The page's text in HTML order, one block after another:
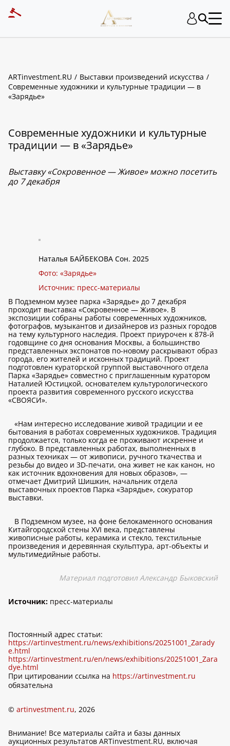
ARTinvestment.RU
Выставки произведений искусства
Современные художники и культурные традиции — в
«Зарядье»
Современные художники и культурные
традиции — в «Зарядье»
Выставку «Сокровенное — Живое» можно посетить
до 7 декабря
Наталья БАЙБЕКОВА Сон. 2025
Фото: «Зарядье»
Источник: пресс-материалы
В Подземном музее парка «Зарядье» до 7 декабря
проходит выставка «Сокровенное — Живое». В
экспозиции собраны работы современных художников,
фотографов, музыкантов и дизайнеров из разных городов
на тему культурного наследия. Проект приурочен к 878-й
годовщине со дня основания Москвы, а большинство
представленных экспонатов по-новому раскрывают образ
города, его жителей и исконных традиций. Проект
подготовлен кураторской группой выставочного отдела
Парка «Зарядье» совместно с приглашенным куратором
Наталией Юстицкой, основателем культурологического
проекта развития современного русского искусства
«СВОЯСИ».
«Нам интересно исследование живой традиции и ее
бытования в работах современных художников. Традиция
продолжается, только когда ее проживают искренне и
глубоко. В представленных работах, выполненных в
разных техниках — от живописи, ручного ткачества и
резьбы до видео и 3D-печати, она живет не как канон, но
как источник вдохновения для новых образов», —
отмечает Дмитрий Шишкин, начальник отдела
выставочных проектов Парка «Зарядье», сокуратор
выставки.
В Подземном музее, на фоне белокаменного основания
Китайгородской стены XVI века, представлены
живописные работы, керамика и стекло, текстильные
произведения и деревянная скульптура, арт-объекты и
мультимедийные работы.
Материал подготовил Александр Быковский
Источник: пресс-материалы
Постоянный адрес статьи:
https://artinvestment.ru/news/exhibitions/20251001_Zarady
e.html
https://artinvestment.ru/en/news/exhibitions/20251001_Zara
dye.html
При цитировании ссылка на https://artinvestment.ru
обязательна
© artinvestment.ru, 2026
Внимание! Все материалы сайта и базы данных
аукционных результатов ARTinvestment.RU, включая